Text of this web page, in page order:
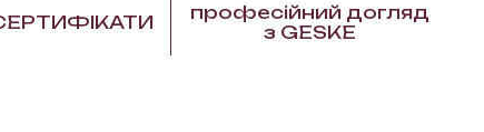
професійний догляд
з GESKE